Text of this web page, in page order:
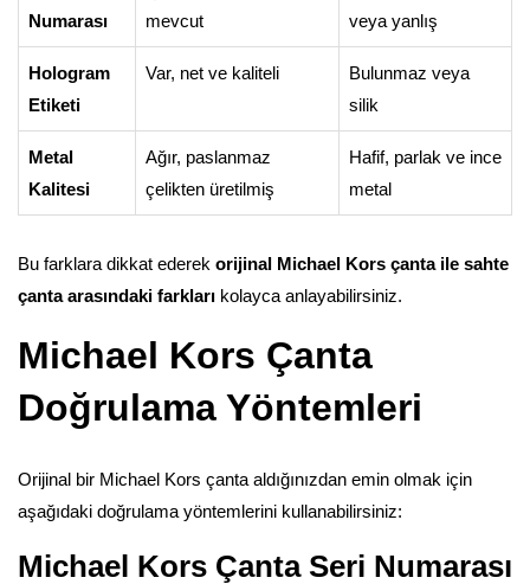
Numarası
mevcut
veya yanlış
Hologram
Etiketi
Var, net ve kaliteli
Bulunmaz veya
silik
Metal
Kalitesi
Ağır, paslanmaz
çelikten üretilmiş
Hafif, parlak ve ince
metal
Bu farklara dikkat ederek orijinal Michael Kors çanta ile sahte
çanta arasındaki farkları kolayca anlayabilirsiniz.
Michael Kors Çanta
Doğrulama Yöntemleri
Orijinal bir Michael Kors çanta aldığınızdan emin olmak için
aşağıdaki doğrulama yöntemlerini kullanabilirsiniz:
Michael Kors Çanta Seri Numarası